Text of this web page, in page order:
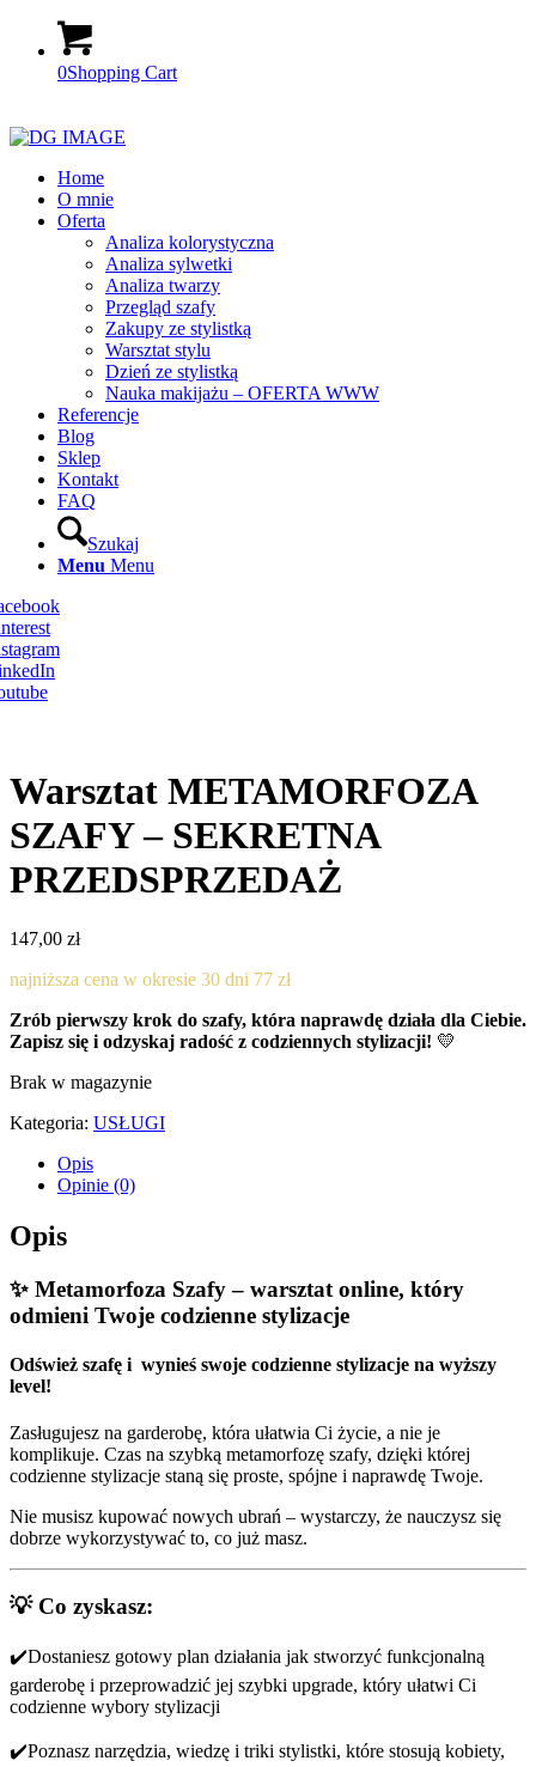
0Shopping Cart
Home
O mnie
Oferta
Analiza kolorystyczna
Analiza sylwetki
Analiza twarzy
Przegląd szafy
Zakupy ze stylistką
Warsztat stylu
Dzień ze stylistką
Nauka makijażu – OFERTA WWW
Referencje
Blog
Sklep
Kontakt
FAQ
Szukaj
Menu Menu
Warsztat METAMORFOZA
SZAFY – SEKRETNA
PRZEDSPRZEDAŻ
147,00 zł
najniższa cena w okresie 30 dni 77 zł
Zrób pierwszy krok do szafy, która naprawdę działa dla Ciebie.
Zapisz się i odzyskaj radość z codziennych stylizacji! 💛
Brak w magazynie
Kategoria: USŁUGI
Opis
Opinie (0)
Opis
✨ Metamorfoza Szafy – warsztat online, który
odmieni Twoje codzienne stylizacje
Odśwież szafę i wynieś swoje codzienne stylizacje na wyższy
level!
Zasługujesz na garderobę, która ułatwia Ci życie, a nie je
komplikuje. Czas na szybką metamorfozę szafy, dzięki której
codzienne stylizacje staną się proste, spójne i naprawdę Twoje.
Nie musisz kupować nowych ubrań – wystarczy, że nauczysz się
dobrze wykorzystywać to, co już masz.
💡 Co zyskasz:
✔️Dostaniesz gotowy plan działania jak stworzyć funkcjonalną
garderobę i przeprowadzić jej szybki upgrade, który ułatwi Ci
codzienne wybory stylizacji
✔️Poznasz narzędzia, wiedzę i triki stylistki, które stosują kobiety,